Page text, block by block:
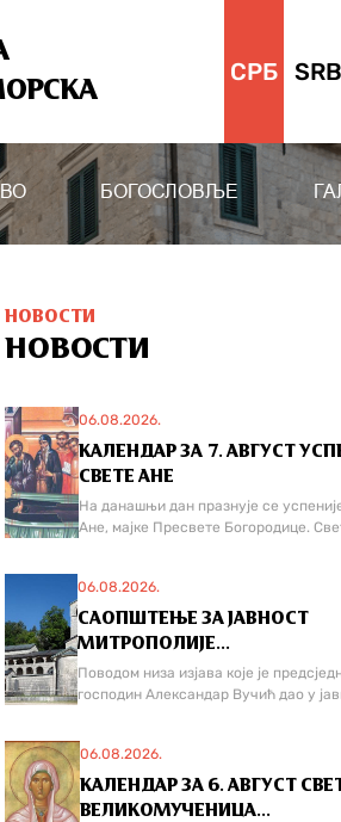
СРБ SRB
БОГОСЛОВЉЕ
НОВОСТИ
НОВОСТИ
06.08.2026.
КАЛЕНДАР ЗА 7. АВГУСТ
СВЕТЕ АНЕ
На данашњи дан празнује се
Ане, мајке Пресвете Богородице.
06.08.2026.
САОПШТЕЊЕ ЗА ЈАВНОСТ
МИТРОПОЛИЈЕ...
Поводом низа изјава које је
господин Александар Вучић дао у
06.08.2026.
КАЛЕНДАР ЗА 6. АВГУСТ
ВЕЛИКОМУЧЕНИЦА...